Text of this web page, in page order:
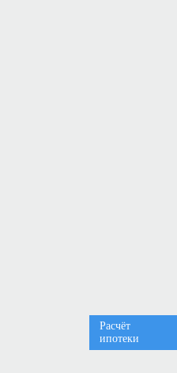
Расчёт
ипотеки